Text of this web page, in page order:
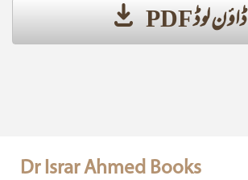
ڈاؤن لوڈ PDF
Dr Israr Ahmed Books